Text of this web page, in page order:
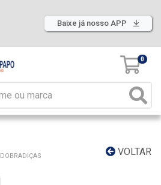
Baixe já nosso APP
0
VOLTAR
DOBRADIÇAS